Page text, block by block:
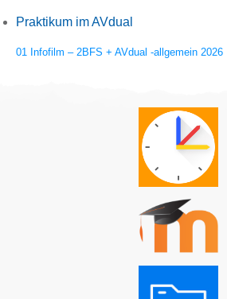
Praktikum im AVdual
01 Infofilm – 2BFS + AVdual -allgemein 2026